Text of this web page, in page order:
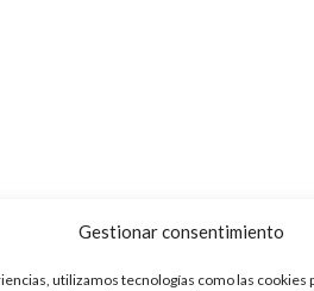
Gestionar consentimiento
utilizamos tecnologías como las cookies